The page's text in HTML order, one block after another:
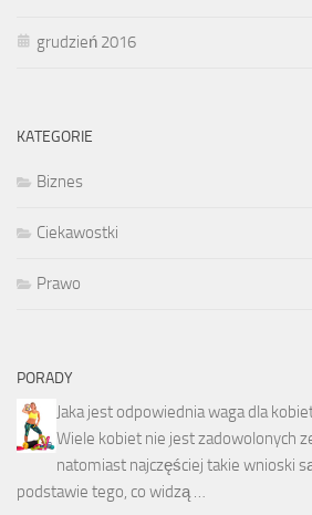
grudzień 2016
KATEGORIE
Biznes
Ciekawostki
Prawo
PORADY
Jaka jest odpowiednia waga dla
Wiele kobiet nie jest zadowolonych
natomiast najczęściej takie wnioski
podstawie tego, co widzą …